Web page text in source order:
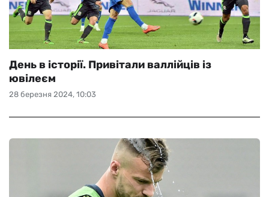
28 березня 2024, 10:03
День в історії. Привітали валлійців із
ювілеєм